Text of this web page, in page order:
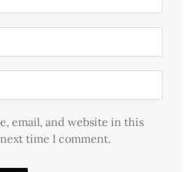
email, and website in this
time I comment.